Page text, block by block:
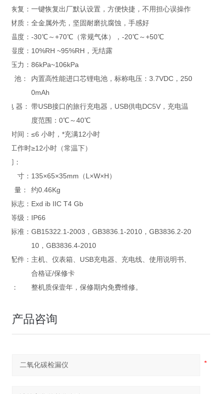
据恢复： 一键恢复出厂默认设置，方便快捷，不用担心误操作
体材质： 全金属外壳，坚固耐磨抗腐蚀，手感好
作温度： -30℃～+70℃（常规气体），-20℃～+50℃
作湿度： 10%RH ~95%RH，无结露
作压力： 86kPa~106kPa
池：
内置高性能进口芯锂电池，标称电压：3.7VDC，250
0mAh
电 器： 带USB接口的旅行充电器，USB供电DC5V，充电温
度范围：0℃～40℃
电时间： ≤6 小时，*充满12小时
续工作时
间：
≥12小时（常温下）
寸： 135×65×35mm（L×W×H）
量：
约0.46Kg
爆标志： Exd ib IIC T4 Gb
护等级： IP66
行标准： GB15322.1-2003，GB3836.1-2010，GB3836.2-20
10，GB3836.4-2010
准配件： 主机、仪表箱、USB充电器、充电线、使用说明书、
合格证/保修卡
*：
整机质保壹年，保修期内免费维修。
产品咨询